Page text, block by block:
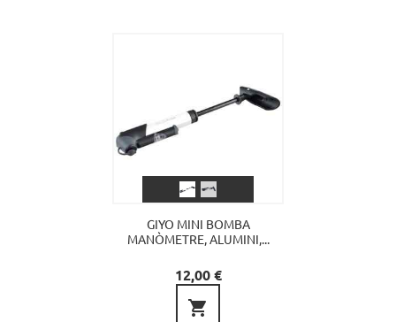
GIYO MINI BOMBA
MANÒMETRE, ALUMINI,...
Preu
12,00 €
